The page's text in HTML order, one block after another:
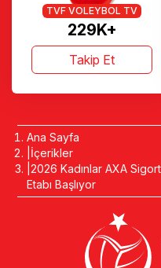
229K+
TVF VOLEYBOL TV
Takip Et
Ana Sayfa
İçerikler
2026 Kadınlar AXA
Etabı Başlıyor